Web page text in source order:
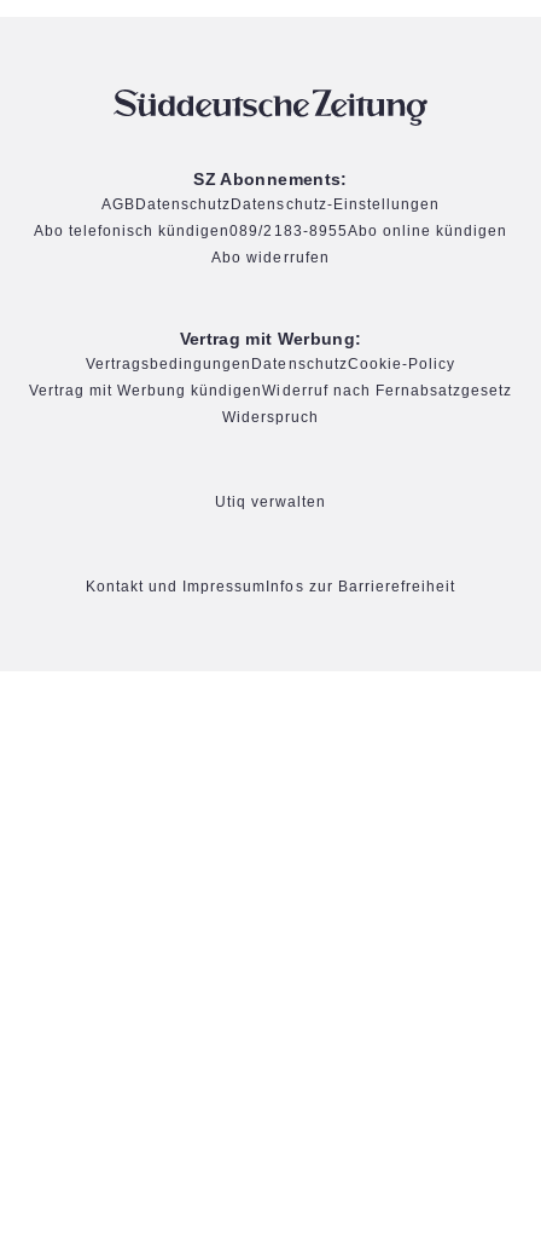
SZ Abonnements:
AGB Datenschutz Datenschutz-Einstellungen
Abo telefonisch kündigen089/2183-8955Abo online kündigen
Abo widerrufen
Vertrag mit Werbung:
Vertragsbedingungen DatenschutzCookie-Policy
Vertrag mit Werbung kündigenWiderruf nach Fernabsatzgesetz
Widerspruch
Utiq verwalten
Kontakt und Impressum Infos zur Barrierefreiheit